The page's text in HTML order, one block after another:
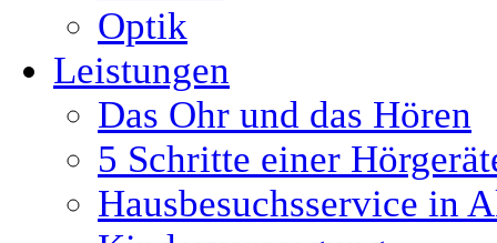
Optik
Leistungen
Das Ohr und das Hören
5 Schritte einer
Hausbesuchsservice in